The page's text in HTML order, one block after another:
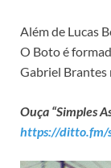
Além de Lucas
O Boto é
Gabriel Brantes
Ouça “Simples
https://ditto.fm/